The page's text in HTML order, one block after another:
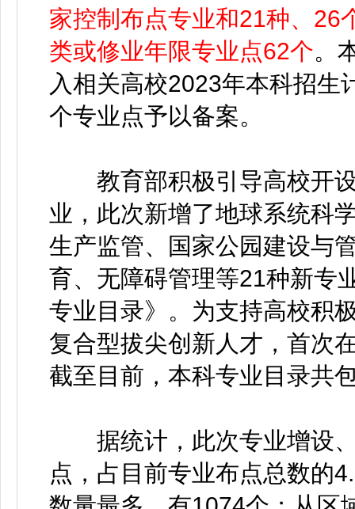
家控制布点专业和21种、26
类或修业年限专业点62个。
入相关高校2023年本科招生
个专业点予以备案。
教育部积极引导高校开设
业，此次新增了地球系统科
生产监管、国家公园建设与
育、无障碍管理等21种新专
专业目录》。为支持高校积
复合型拔尖创新人才，首次
截至目前，本科专业目录共
据统计，此次专业增设、
点，占目前专业布点总数的